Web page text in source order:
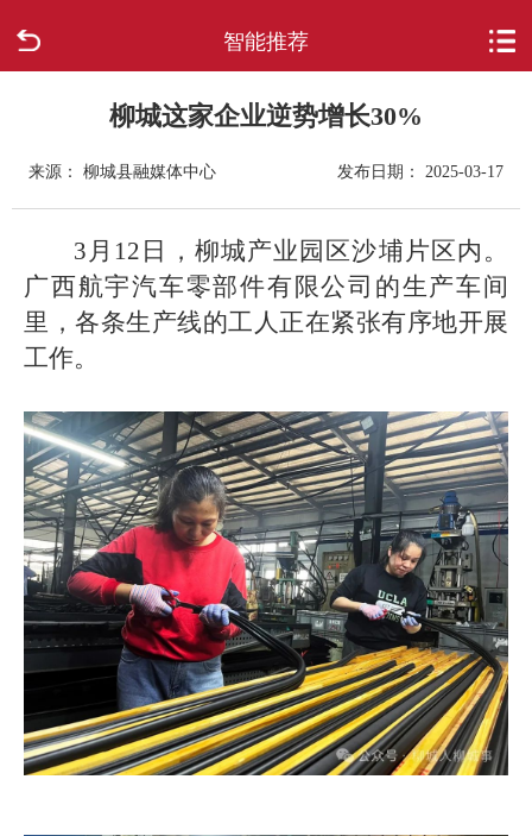
智能推荐
新闻中心
政府信息公开
网上办事
互动回应
数据专题
柳城这家企业逆势增长30%
来源： 柳城县融媒体中心 发布日期： 2025-03-17
3月12日，柳城产业园区沙埔片区内。
广西航宇汽车零部件有限公司的生产车间
里，各条生产线的工人正在紧张有序地开展
工作。